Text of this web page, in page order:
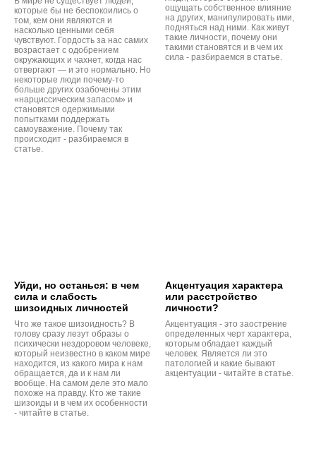
которые бы не беспокоились о
том, кем они являются и
насколько ценными себя
чувствуют. Гордость за нас самих
возрастает с одобрением
окружающих и чахнет, когда нас
отвергают — и это нормально. Но
некоторые люди почему-то
больше других озабочены этим
«нарциссическим запасом» и
становятся одержимыми
попытками поддержать
самоуважение. Почему так
происходит - разбираемся в
статье.
ощущать собственное влияние
на других, манипулировать ими,
подняться над ними. Как живут
такие личности, почему они
такими становятся и в чем их
сила - разбираемся в статье.
Уйди, но останься: в чем
сила и слабость
шизоидных личностей
Что же такое шизоидность? В
голову сразу лезут образы о
психически нездоровом человеке,
который неизвестно в каком мире
находится, из какого мира к нам
обращается, да и к нам ли
вообще. На самом деле это мало
похоже на правду. Кто же такие
шизоиды и в чем их особенности
- читайте в статье.
Акцентуация характера
или расстройство
личности?
Акцентуация - это заострение
определенных черт характера,
которым обладает каждый
человек. Является ли это
патологией и какие бывают
акцентуации - читайте в статье.